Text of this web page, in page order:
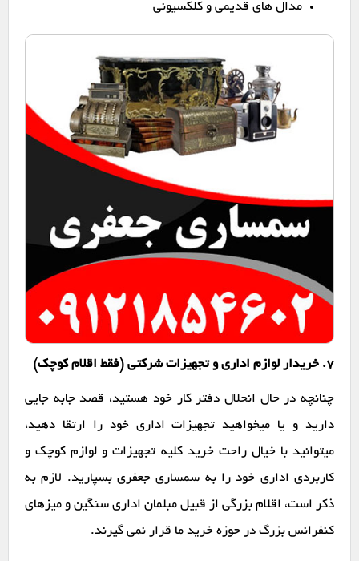
مدال های قدیمی و کلکسیونی
7. خریدار لوازم اداری و تجهیزات شرکتی (فقط اقلام کوچک)
چنانچه در حال انحلال دفتر کار خود هستید، قصد جابه جایی
دارید و یا میخواهید تجهیزات اداری خود را ارتقا دهید،
میتوانید با خیال راحت خرید کلیه تجهیزات و لوازم کوچک و
کاربردی اداری خود را به سمساری جعفری بسپارید. لازم به
ذکر است، اقلام بزرگی از قبیل مبلمان اداری سنگین و میزهای
کنفرانس بزرگ در حوزه خرید ما قرار نمی گیرند.